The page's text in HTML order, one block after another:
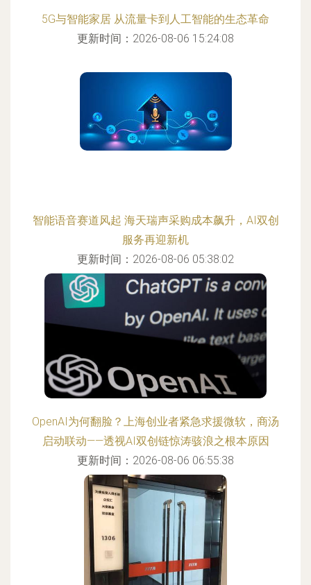
5G与智能家居 从流量卡到人工智能的生态革命
更新时间：2026-08-06 15:24:08
智能语音赛道风起 海天瑞声采购成本飙升，AI双创
服务再迎新机
更新时间：2026-08-06 05:38:02
OpenAI为何翻脸？上海创业者紧急求援微软，商汤
启动联动——透视AI双创链惊涛骇浪之根本原因
更新时间：2026-08-06 06:55:38